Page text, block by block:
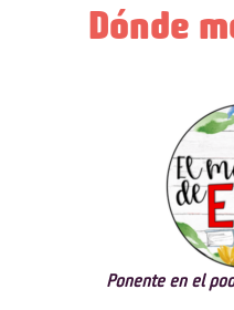
Dónde
Ponente en el